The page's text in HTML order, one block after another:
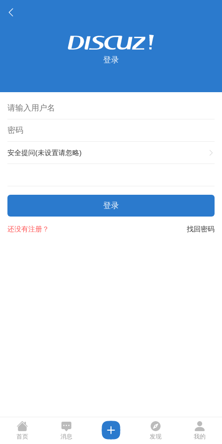
登录
安全提问(未设置请忽略)
登录
找回密码
还没有注册？
首页 消息 发现 我的